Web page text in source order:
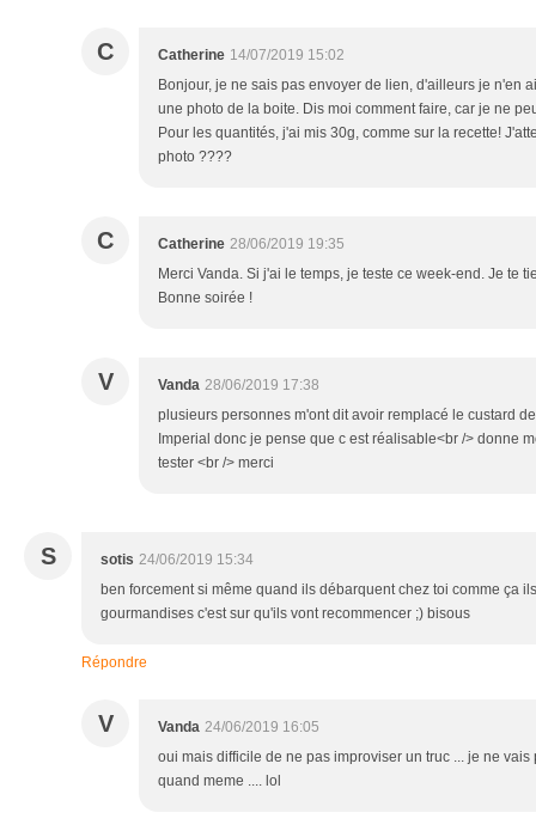
C Catherine 14/07/2019 15:02
Bonjour, je ne sais pas envoyer de lien, d'ailleurs je n'en
une photo de la boite. Dis moi comment faire, car je ne
Pour les quantités, j'ai mis 30g, comme sur la recette!
photo ????
C Catherine 28/06/2019 19:35
Merci Vanda. Si j'ai le temps, je teste ce week-end. Je te
Bonne soirée !
V Vanda 28/06/2019 17:38
plusieurs personnes m'ont dit avoir remplacé le custard
Imperial donc je pense que c est réalisable<br /> donne
tester <br /> merci
S sotis 24/06/2019 15:34
ben forcement si même quand ils débarquent chez toi comme ça
gourmandises c'est sur qu'ils vont recommencer ;) bisous
Répondre
V Vanda 24/06/2019 16:05
oui mais difficile de ne pas improviser un truc ... je ne
quand meme .... lol